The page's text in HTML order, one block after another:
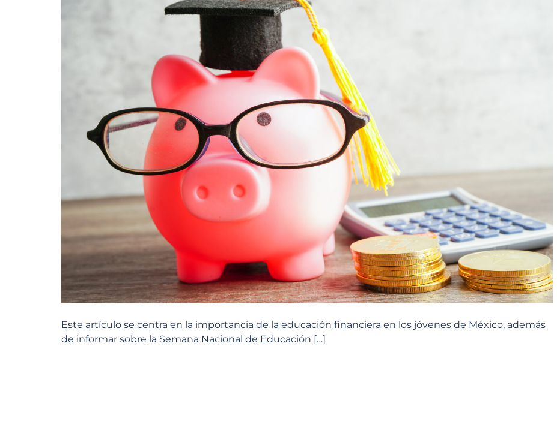
Este artículo se centra en la importancia de la educación financiera en los jóvenes de México, además
de informar sobre la Semana Nacional de Educación […]